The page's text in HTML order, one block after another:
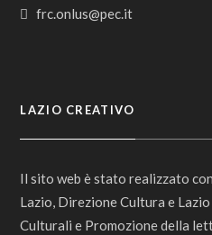
frc.onlus@pec.it
LAZIO CREATIVO
Il sito web è stato realizzato
Lazio, Direzione Cultura e
Culturali e Promozione della